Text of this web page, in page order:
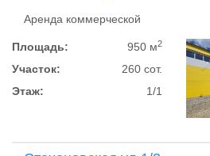
Аренда коммерческой
Площадь: 950 м2
Участок:
260 сот.
Этаж:
1/1